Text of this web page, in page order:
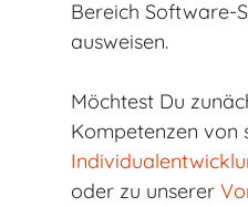
Bereich Software-
ausweisen.
Möchtest Du
Kompetenzen von
oder zu unserer